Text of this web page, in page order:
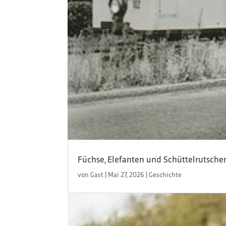
Füchse, Elefanten und
vonGast | Mai 27, 2026 |Geschichte